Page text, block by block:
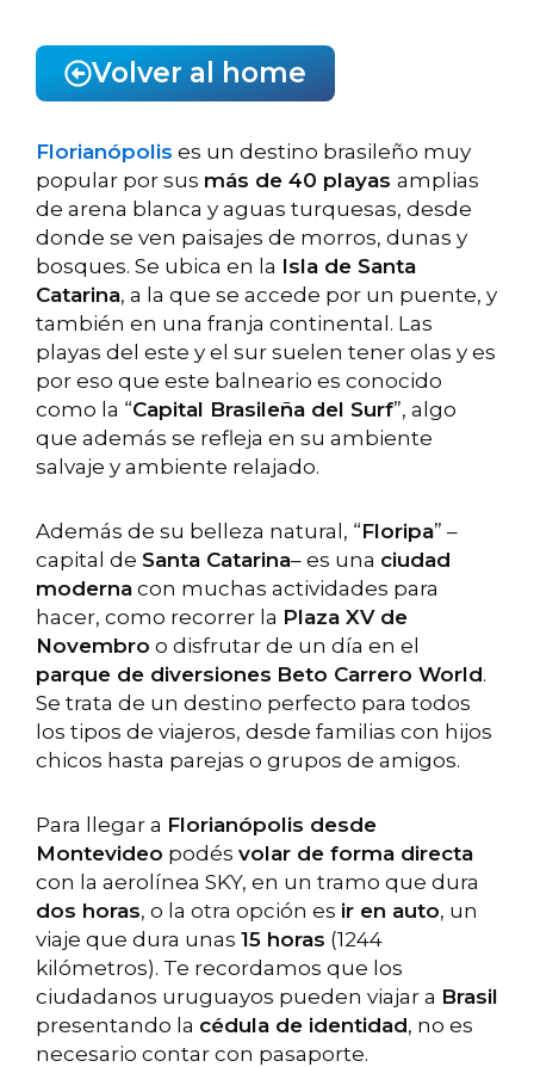
Volver al home
Florianópolis es un destino brasileño muy
popular por sus más de 40 playas amplias
de arena blanca y aguas turquesas, desde
donde se ven paisajes de morros, dunas y
bosques. Se ubica en la Isla de Santa
Catarina, a la que se accede por un puente, y
también en una franja continental. Las
playas del este y el sur suelen tener olas y es
por eso que este balneario es conocido
como la “Capital Brasileña del Surf”, algo
que además se refleja en su ambiente
salvaje y ambiente relajado.
Además de su belleza natural, “Floripa” –
capital de Santa Catarina– es una ciudad
moderna con muchas actividades para
hacer, como recorrer la Plaza XV de
Novembro o disfrutar de un día en el
parque de diversiones Beto Carrero World.
Se trata de un destino perfecto para todos
los tipos de viajeros, desde familias con hijos
chicos hasta parejas o grupos de amigos.
Para llegar a Florianópolis desde
Montevideo podés volar de forma directa
con la aerolínea SKY, en un tramo que dura
dos horas, o la otra opción es ir en auto, un
viaje que dura unas 15 horas (1244
kilómetros). Te recordamos que los
ciudadanos uruguayos pueden viajar a Brasil
presentando la cédula de identidad, no es
necesario contar con pasaporte.